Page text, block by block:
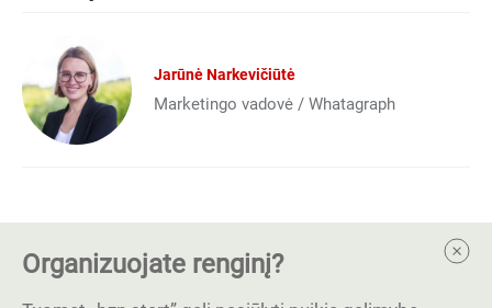
Jarūnė Narkevičiūtė
Marketingo vadovė / Whatagraph
Organizuojate renginį?